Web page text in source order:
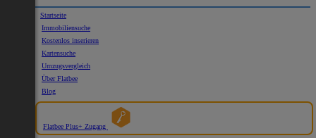
Startseite
Immobiliensuche
Kostenlos inserieren
Kartensuche
Umzugsvergleich
Über Flatbee
Blog
Flatbee Plus+ Zugang